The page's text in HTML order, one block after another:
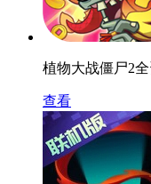
植物大战僵尸2
查看